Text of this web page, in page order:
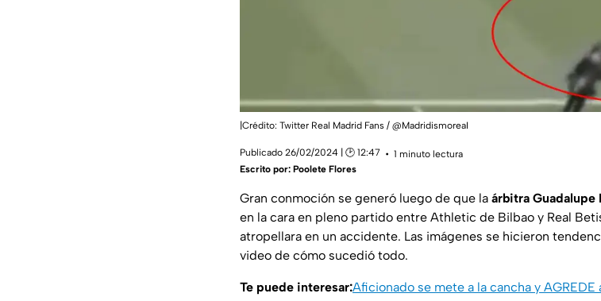
|Crédito: Twitter Real Madrid Fans / @MadridismoreaI
Publicado 26/02/2024 | 🕑 12:47
1 minuto lectura
Escrito por: Poolete Flores
Gran conmoción se generó luego de que la árbitra Guadalupe
en la cara en pleno partido entre Athletic de Bilbao y Real
atropellara en un accidente. Las imágenes se hicieron
video de cómo sucedió todo.
Te puede interesar:Aficionado se mete a la cancha y